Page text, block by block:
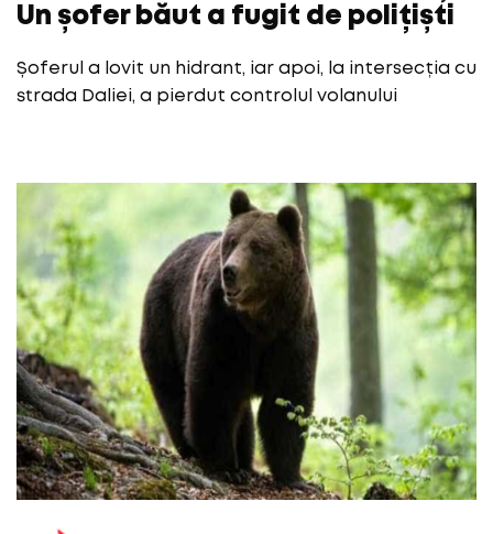
Un șofer băut a fugit de polițiști
Șoferul a lovit un hidrant, iar apoi, la intersecția cu
strada Daliei, a pierdut controlul volanului